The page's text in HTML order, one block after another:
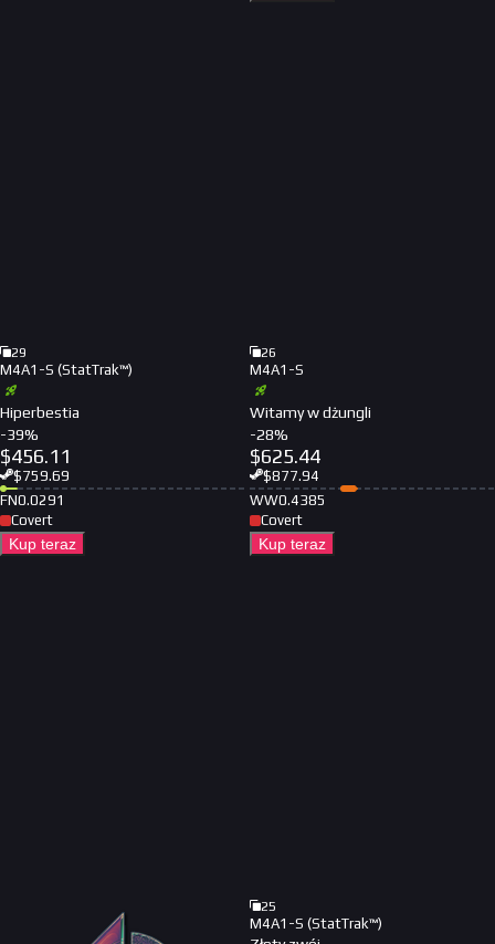
29
M4A1-S (StatTrak™)
Hiperbestia
-39%
$456.11
$759.69
FN0.0291
Covert
Kup teraz
26
M4A1-S
Witamy w dżungli
-28%
$625.44
$877.94
WW0.4385
Covert
Kup teraz
25
M4A1-S (StatTrak™)